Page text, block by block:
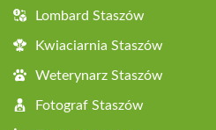
Lombard Staszów
Kwiaciarnia Staszów
Weterynarz Staszów
Fotograf Staszów